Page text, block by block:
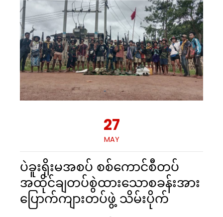
27
MAY
ပဲခူးရိုးမအစပ် စစ်ကောင်စီတပ်
အထိုင်ချတပ်စွဲထားသောစခန်းအား
ပြောက်ကျားတပ်ဖွဲ့ သိမ်းပိုက်